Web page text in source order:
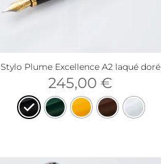
Stylo Plume Excellence A2 laqué doré
245,00 €